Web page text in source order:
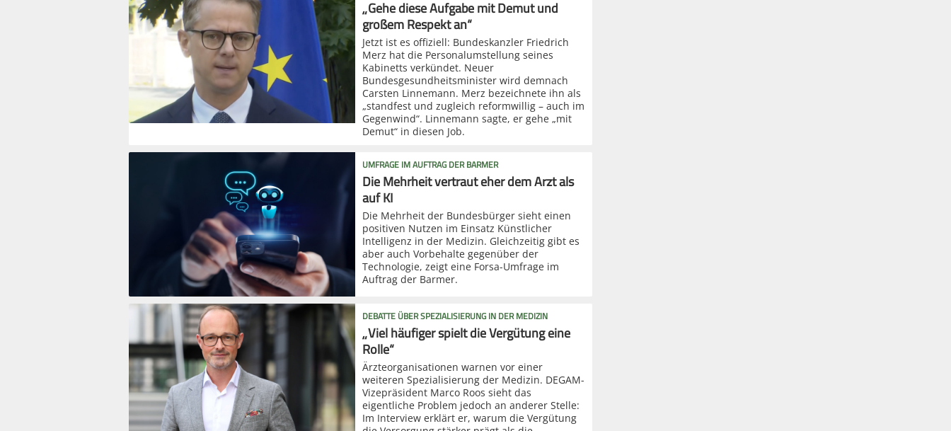
„Gehe diese Aufgabe mit Demut und
großem Respekt an“
Jetzt ist es offiziell: Bundeskanzler Friedrich
Merz hat die Personalumstellung seines
Kabinetts verkündet. Neuer
Bundesgesundheitsminister wird demnach
Carsten Linnemann. Merz bezeichnete ihn als
„standfest und zugleich reformwillig – auch im
Gegenwind“. Linnemann sagte, er gehe „mit
Demut“ in diesen Job.
UMFRAGE IM AUFTRAG DER BARMER
Die Mehrheit vertraut eher dem Arzt als
auf KI
Die Mehrheit der Bundesbürger sieht einen
positiven Nutzen im Einsatz Künstlicher
Intelligenz in der Medizin. Gleichzeitig gibt es
aber auch Vorbehalte gegenüber der
Technologie, zeigt eine Forsa-Umfrage im
Auftrag der Barmer.
DEBATTE ÜBER SPEZIALISIERUNG IN DER MEDIZIN
„Viel häufiger spielt die Vergütung eine
Rolle“
Ärzteorganisationen warnen vor einer
weiteren Spezialisierung der Medizin. DEGAM-
Vizepräsident Marco Roos sieht das
eigentliche Problem jedoch an anderer Stelle:
Im Interview erklärt er, warum die Vergütung